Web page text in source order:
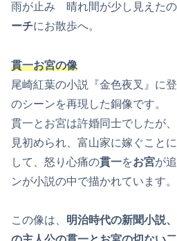
雨が止み 晴れ間が少し見えた
ーチにお散歩へ。
貫一お宮の像
尾崎紅葉の小説『金色夜叉』に
のシーンを再現した銅像です。
貫一とお宮は許婚同士でしたが
見初められ、富山家に嫁ぐこと
して、怒り心痛の貫一をお宮が
ンが小説の中で描かれています。
この像は、 明治時代の新聞小説